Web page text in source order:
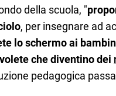
della scuola, "
, per insegnare ad
lo schermo ai
che diventino dei
pedagogica